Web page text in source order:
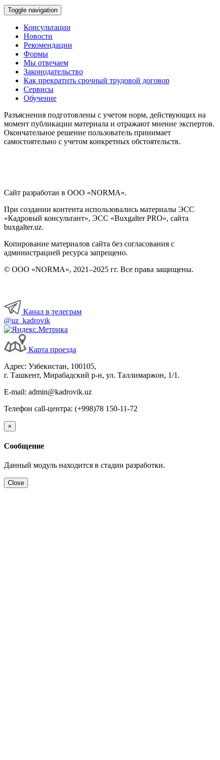
Toggle navigation
Консультации
Новости
Рекомендации
Формы
Мы отвечаем
Законодательство
Как прекратить срочный трудовой договор
Сервисы
Обучение
Разъяснения подготовлены с учетом норм, действующих на
момент публикации материала и отражают мнение экспертов.
Окончательное решение пользователь принимает
самостоятельно с учетом конкретных обстоятельств.
Сайт разработан в ООО «NORMA».
При создании контента использовались материалы ЭСС
«Кадровый консультант», ЭСС «Buxgalter PRO», сайта
buxgalter.uz.
Копирование материалов сайта без согласования с
администрацией ресурса запрещено.
© ООО «NORMA», 2021–2025 гг. Все права защищены.
Канал в телеграм
@uz_kadrovik
Карта проезда
Адрес: Узбекистан, 100105,
г. Ташкент, Мирабадский р-н, ул. Таллимаржон, 1/1.
E-mail: admin@kadrovik.uz
Телефон call-центра: (+998)78 150-11-72
×
Сообщение
Данный модуль находится в стадии разработки.
Close